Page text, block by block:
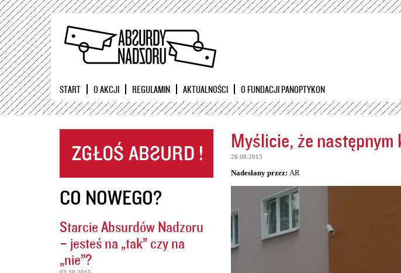
Przejdź
START O AKCJI REGULAMIN AKTUALNOŚCI O FUNDACJI PANOPTYKON
CO NOWEGO?
Starcie Absurdów Nadzoru
– jesteś na „tak” czy na
„nie”?
Myślicie, że
26.08.2015
Nadesłany przez: AR